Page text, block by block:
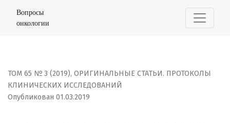
РАК ЭНДОМЕТРИЯ У ПАЦИЕНТОК СТАРШЕ 70 ЛЕТ:
Вопросы
онкологии
ТОМ 65 № 3 (2019), ОРИГИНАЛЬНЫЕ СТАТЬИ. ПРОТОКОЛЫ
КЛИНИЧЕСКИХ ИССЛЕДОВАНИЙ
Опубликован 01.03.2019